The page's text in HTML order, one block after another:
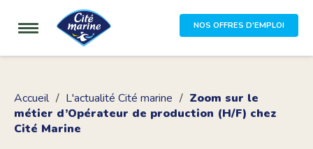
NOS OFFRES D'EMPLOI
Accueil L'actualité Cité marine
Zoom sur le
métier d’Opérateur de production (H/F) chez
Cité Marine